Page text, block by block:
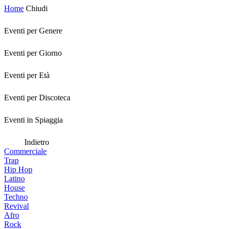
Home Chiudi
Eventi per Genere
Eventi per Giorno
Eventi per Età
Eventi per Discoteca
Eventi in Spiaggia
Indietro
Commerciale
Trap
Hip Hop
Latino
House
Techno
Revival
Afro
Rock